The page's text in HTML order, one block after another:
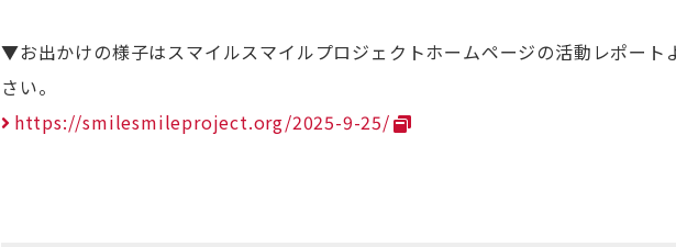
▼お出かけの様子はスマイルスマイルプロジェクトホームページの活動レポート
さい。
https://smilesmileproject.org/2025-9-25/